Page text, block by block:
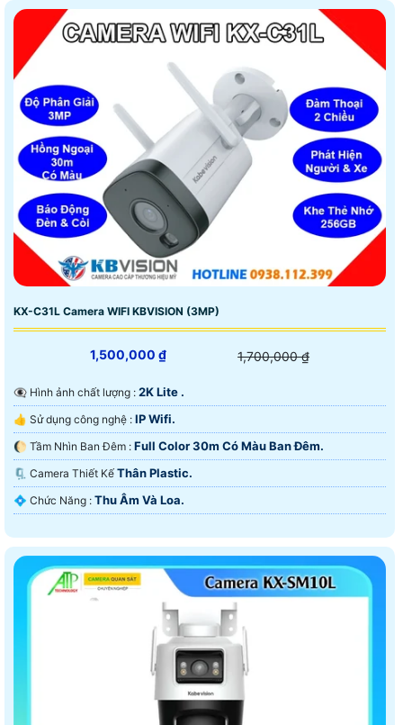
KX-C31L Camera WIFI KBVISION (3MP)
1,500,000 ₫ 1,700,000 ₫
👁️‍🗨 Hình ảnh chất lượng : 2K Lite .
👍 Sử dụng công nghệ : IP Wifi.
🌔 Tầm Nhìn Ban Đêm : Full Color 30m Có Màu Ban Ðêm.
🗜️ Camera Thiết Kế Thân Plastic.
️💠 Chức Năng : Thu Âm Và Loa.